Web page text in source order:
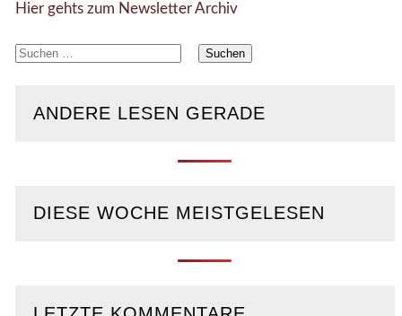
Hier gehts zum Newsletter Archiv
Suchen
ANDERE LESEN GERADE
DIESE WOCHE MEISTGELESEN